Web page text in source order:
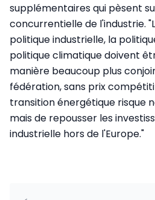
supplémentaires qui pèsent
concurrentielle de l'industrie.
politique industrielle, la
politique climatique doivent
manière beaucoup plus
fédération, sans prix
transition énergétique risque
mais de repousser les
industrielle hors de l'Europe."